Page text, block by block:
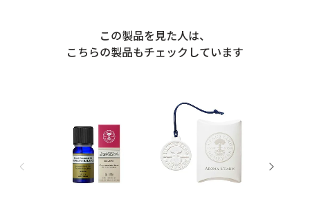
この製品を見た人は、
こちらの製品もチェックしています